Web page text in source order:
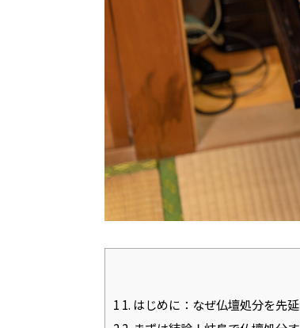
1 1. はじめに：なぜ仏壇処分を先